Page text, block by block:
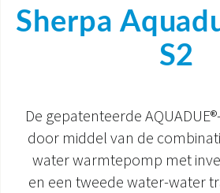
GEÏNTEGREERDE SYSTEMEN
DOCUMENTATIE PRODUCTEN
Sherpa
S2
De gepatenteerde
door middel van de
water warmtepomp met
en een tweede water-water